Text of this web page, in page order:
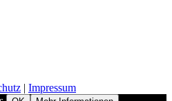
| Impressum